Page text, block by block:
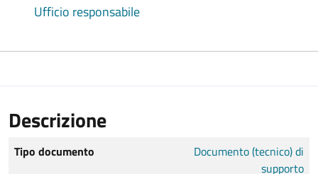
Ufficio responsabile
Descrizione
Tipo documento
Documento (tecnico) di
supporto